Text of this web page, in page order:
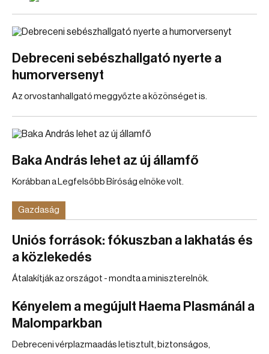
Debreceni sebészhallgató nyerte a
humorversenyt
Az orvostanhallgató meggyőzte a közönséget is.
Baka András lehet az új államfő
Korábban a Legfelsőbb Bíróság elnöke volt.
Gazdaság
Uniós források: fókuszban a lakhatás és
a közlekedés
Átalakítják az országot - mondta a miniszterelnök.
Kényelem a megújult Haema Plasmánál a
Malomparkban
Debreceni vérplazmaadás letisztult, biztonságos,